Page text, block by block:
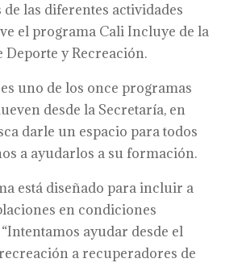
las diferentes actividades
el programa Cali Incluye de la
Deporte y Recreación.
uno de los once programas
desde la Secretaría, en
darle un espacio para todos
a ayudarlos a su formación.
está diseñado para incluir a
en condiciones
ayudar desde el
a recuperadores de